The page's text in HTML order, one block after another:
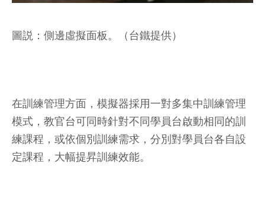
圖説：側邊虛擬面板。（台鐵提供）
在訓練管理方面，模擬器採用一對多集中訓練管理
模式，教官台可同時針對不同學員台啟動相同的訓
練課程，或依個別訓練需求，分別對學員台各自設
定課程，大幅提昇訓練效能。